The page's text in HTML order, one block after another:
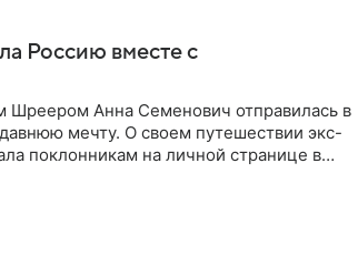
Россию вместе с
Шреером Анна Семенович отправилась в
мечту. О своем путешествии экс-
поклонникам на личной странице в